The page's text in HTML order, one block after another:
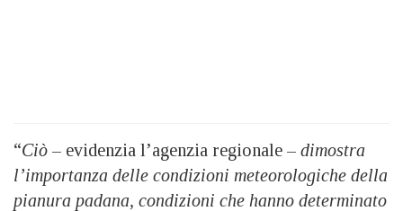
“Ciò – evidenzia l’agenzia regionale – dimostra
l’importanza delle condizioni meteorologiche della
pianura padana, condizioni che hanno determinato